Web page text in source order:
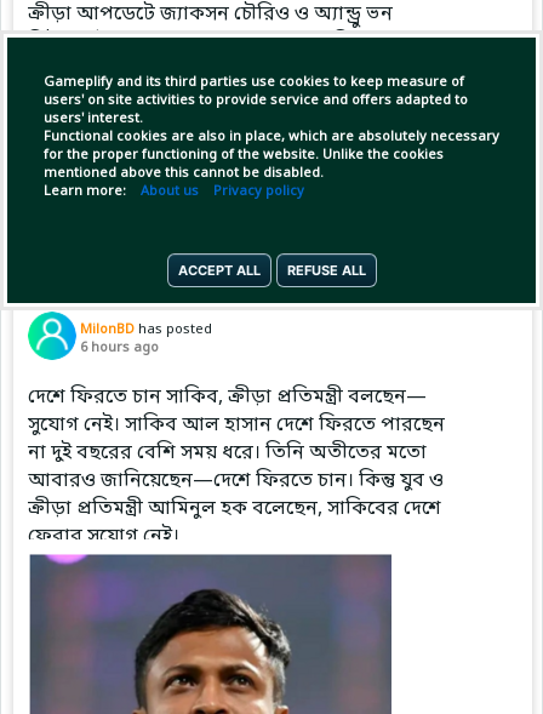
Gameplify and its third parties use cookies to keep measure of
users' on site activities to provide service and offers adapted to
users' interest.
Functional cookies are also in place, which are absolutely necessary
for the proper functioning of the website. Unlike the cookies
mentioned above this cannot be disabled.
Learn more: About us Privacy policy
ACCEPT ALL REFUSE ALL
ক্রীড়া আপডেটে জ্যাকসন চৌরিও ও অ্যান্ড্রু ভন
ব্রিউয়ার্সের হয়ে হোমার মেরেছেন, আজ বিশ্বজুড়ে
ক্রীড়াপ্রেমীদের মধ্যে ব্যাপকভাবে আলোচিত। #MLB
#Baseball #ABIR
Copy Link Open
Pinned byMilonBD
MilonBD has posted
6 hours ago
দেশে ফিরতে চান সাকিব, ক্রীড়া প্রতিমন্ত্রী বলছেন—
সুযোগ নেই। সাকিব আল হাসান দেশে ফিরতে পারছেন
না দুই বছরের বেশি সময় ধরে। তিনি অতীতের মতো
আবারও জানিয়েছেন—দেশে ফিরতে চান। কিন্তু যুব ও
ক্রীড়া প্রতিমন্ত্রী আমিনুল হক বলেছেন, সাকিবের দেশে
ফেরার সুযোগ নেই।